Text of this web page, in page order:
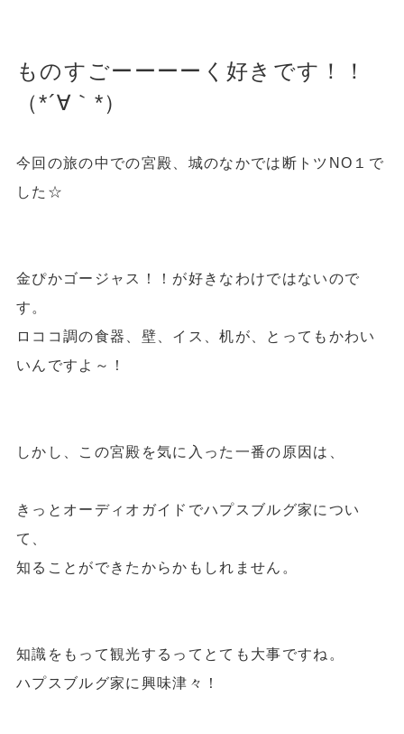
ものすごーーーーく好きです！！
（*´∀｀*）
今回の旅の中での宮殿、城のなかでは断トツNO１で
した☆
金ぴかゴージャス！！が好きなわけではないので
す。
ロココ調の食器、壁、イス、机が、とってもかわい
いんですよ～！
しかし、この宮殿を気に入った一番の原因は、
きっとオーディオガイドでハプスブルグ家につい
て、
知ることができたからかもしれません。
知識をもって観光するってとても大事ですね。
ハプスブルグ家に興味津々！